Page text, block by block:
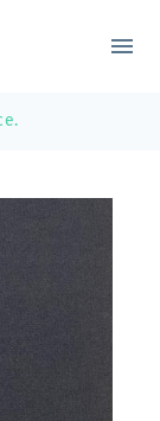
menu